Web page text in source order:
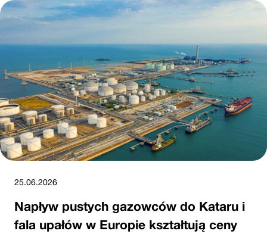
25.06.2026
Napływ pustych gazowców do Kataru i
fala upałów w Europie kształtują ceny